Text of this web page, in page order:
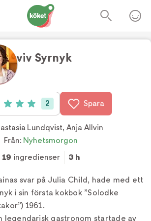
Lviv Syrnyk
5 av 5 (2 röster)
2 Spara
Lundqvist, Anja Allvin
Från: Nyhetsmorgon
19 ingredienser 3 h
svar på Julia Child, hade med ett
i sin första kokbok ”Solodke
1961.
legendarisk gastronom startade av